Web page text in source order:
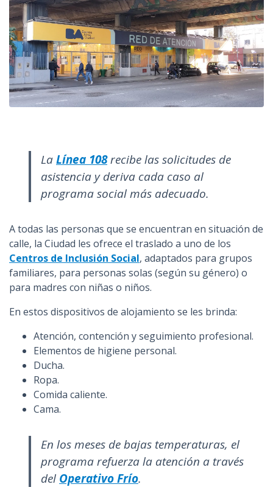
LaLínea 108recibe las solicitudes de
asistencia y deriva cada caso al
programa social más adecuado.
A todas las personas que se encuentran en situación de
calle, la Ciudad les ofrece el traslado a uno de los
Centros de Inclusión Social, adaptados para grupos
familiares, para personas solas (según su género) o
para madres con niñas o niños.
En estos dispositivos de alojamiento se les brinda:
Atención, contención y seguimiento profesional.
Elementos de higiene personal.
Ducha.
Ropa.
Comida caliente.
Cama.
En los meses de bajas temperaturas, el
programa refuerza la atención a través
del Operativo Frío.